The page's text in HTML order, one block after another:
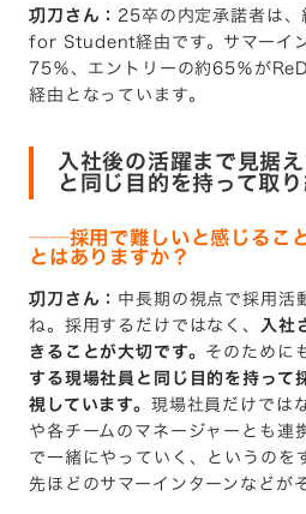
㓛刀さん：25卒の内定承諾者は
for Student経由です。サマーイ
75％、エントリーの約65％が
経由となっています。
入社後の活躍まで見据
と同じ目的を持って取
──採用で難しいと感じるこ
とはありますか？
㓛刀さん： 中長期の視点で採用活
ね。採用するだけではなく、 入社
きることが大切です。 そのために
する現場社員と同じ目的を持って
視しています。 現場社員だけでは
や各チームのマネージャーとも連
で一緒にやっていく、というのを
先ほどのサマーインターンなどが